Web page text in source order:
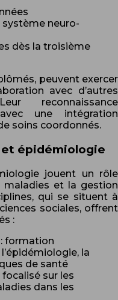
système neuro-
dès la troisième
peuvent exercer
avec d’autres
reconnaissance
avec une intégration
soins coordonnés.
et épidémiologie
jouent un rôle
maladies et la gestion
qui se situent à
sociales, offrent
:
formation
la
de santé
sur les
dans les